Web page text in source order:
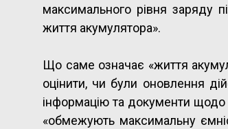
максимального рівня заряду
життя акумулятора».
Що саме означає «життя
оцінити, чи були оновлення
інформацію та документи щодо
«обмежують максимальну